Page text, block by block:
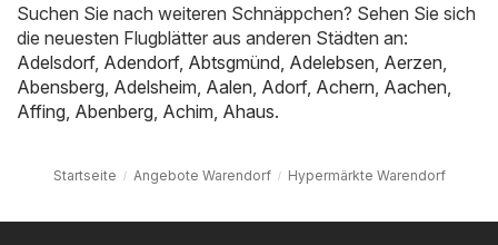
Suchen Sie nach weiteren Schnäppchen? Sehen Sie sich
die neuesten Flugblätter aus anderen Städten an:
Adelsdorf, Adendorf, Abtsgmünd Adelebsen Aerzen
Abensberg Adelsheim Aalen Adorf, Achern Aachen
Affing Abenberg Achim Ahaus.
Startseite Angebote Warendorf Hypermärkte Warendorf